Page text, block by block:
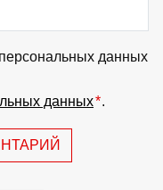
данных
данных*.